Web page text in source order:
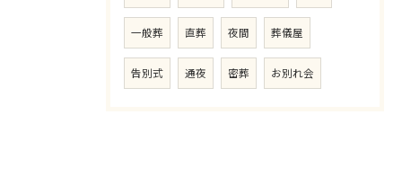
一般葬 直葬 夜間 葬儀屋
告別式 通夜 密葬 お別れ会